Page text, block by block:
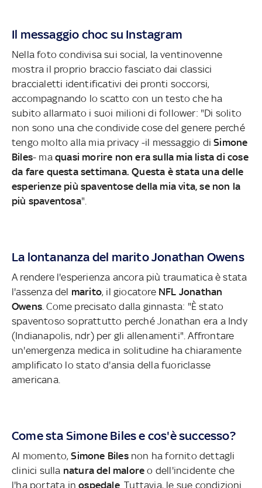
Il messaggio choc su Instagram
Nella foto condivisa sui social, la ventinovenne
mostra il proprio braccio fasciato dai classici
braccialetti identificativi dei pronti soccorsi,
accompagnando lo scatto con un testo che ha
subito allarmato i suoi milioni di follower: "Di solito
non sono una che condivide cose del genere perché
tengo molto alla mia privacy -il messaggio diSimone
Biles- ma quasi morire non era sulla mia lista di cose
da fare questa settimana. Questa è stata una delle
esperienze più spaventose della mia vita, se non la
più spaventosa".
La lontananza del marito Jonathan Owens
A rendere l'esperienza ancora più traumatica è stata
l'assenza del marito, il giocatore NFL Jonathan
Owens. Come precisato dalla ginnasta: "È stato
spaventoso soprattutto perché Jonathan era a Indy
(Indianapolis, ndr) per gli allenamenti". Affrontare
un'emergenza medica in solitudine ha chiaramente
amplificato lo stato d'ansia della fuoriclasse
americana.
Come sta Simone Biles e cos'è successo?
Al momento,Simone Bilesnon ha fornito dettagli
clinici sulla natura del malore o dell'incidente che
l'ha portata inospedale. Tuttavia, le sue condizioni